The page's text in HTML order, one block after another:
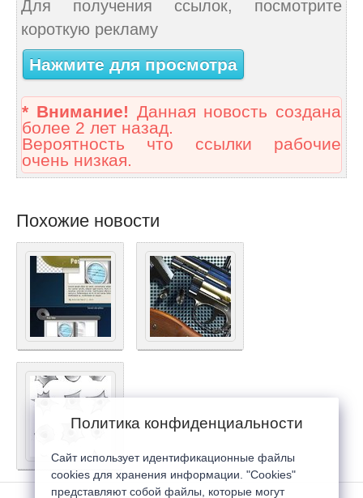
Для получения ссылок, посмотрите
короткую рекламу
Нажмите для просмотра
* Внимание! Данная новость создана
более 2 лет назад.
Вероятность что ссылки рабочие
очень низкая.
Похожие новости
Политика конфиденциальности
Сайт использует идентификационные файлы
cookies для хранения информации. "Cookies"
представляют собой файлы, которые могут